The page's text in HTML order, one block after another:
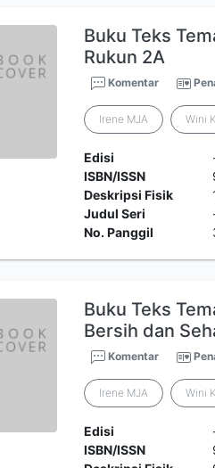
Buku Teks
Rukun 2A
Komentar
Irene MJA Wini
Edisi
ISBN/ISSN
Deskripsi Fisik
Judul Seri
No. Panggil
Buku Teks
Bersih dan
Komentar
Irene MJA Wini
Edisi
ISBN/ISSN